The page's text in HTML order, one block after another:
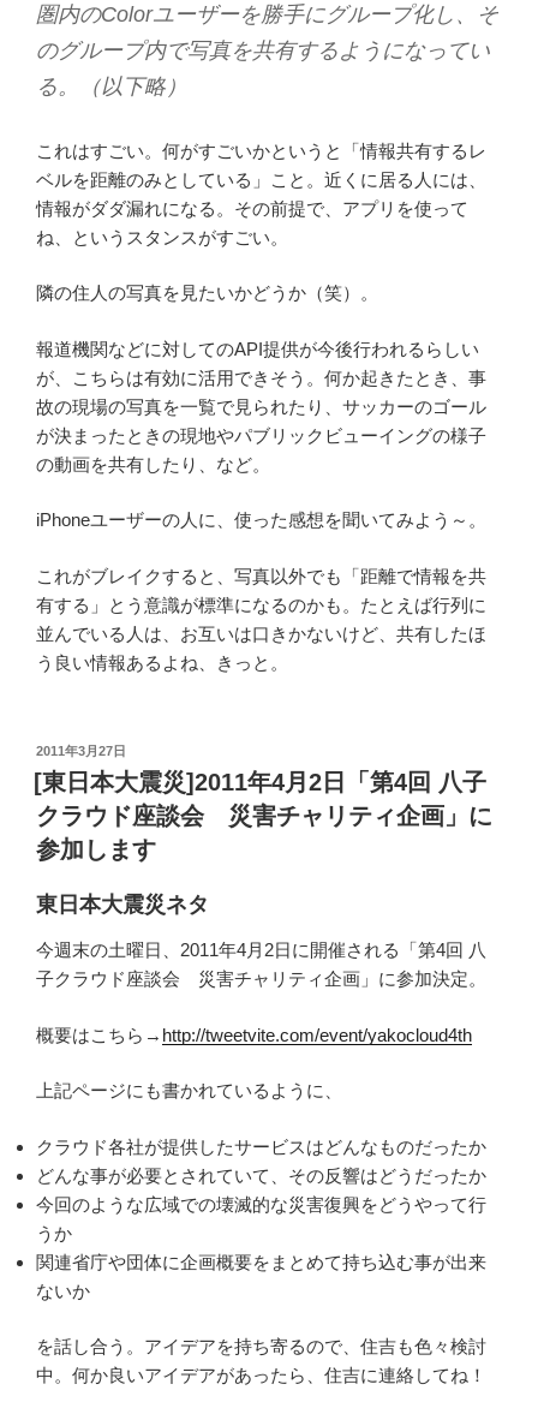
圏内のColorユーザーを勝手にグループ化し、そ
のグループ内で写真を共有するようになってい
る。（以下略）
これはすごい。何がすごいかというと「情報共有するレ
ベルを距離のみとしている」こと。近くに居る人には、
情報がダダ漏れになる。その前提で、アプリを使って
ね、というスタンスがすごい。
隣の住人の写真を見たいかどうか（笑）。
報道機関などに対してのAPI提供が今後行われるらしい
が、こちらは有効に活用できそう。何か起きたとき、事
故の現場の写真を一覧で見られたり、サッカーのゴール
が決まったときの現地やパブリックビューイングの様子
の動画を共有したり、など。
iPhoneユーザーの人に、使った感想を聞いてみよう～。
これがブレイクすると、写真以外でも「距離で情報を共
有する」とう意識が標準になるのかも。たとえば行列に
並んでいる人は、お互いは口きかないけど、共有したほ
う良い情報あるよね、きっと。
投
稿
日:
2011年3月27日
[東日本大震災]2011年4月2日「第4回 八子
クラウド座談会 災害チャリティ企画」に
参加します
東日本大震災ネタ
今週末の土曜日、2011年4月2日に開催される「第4回 八
子クラウド座談会 災害チャリティ企画」に参加決定。
概要はこちら→ http://tweetvite.com/event/yakocloud4th
上記ページにも書かれているように、
クラウド各社が提供したサービスはどんなものだったか
どんな事が必要とされていて、その反響はどうだったか
今回のような広域での壊滅的な災害復興をどうやって行
うか
関連省庁や団体に企画概要をまとめて持ち込む事が出来
ないか
を話し合う。アイデアを持ち寄るので、住吉も色々検討
中。何か良いアイデアがあったら、住吉に連絡してね！